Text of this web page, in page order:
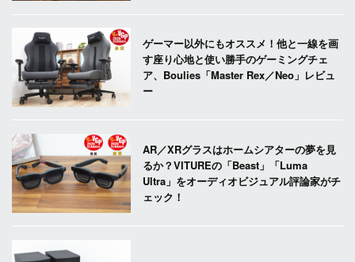
ゲーマー以外にもオススメ！他と一線を画
す座り心地と使い勝手のゲーミングチェ
ア、Boulies「Master Rex／Neo」レビュ
ー
AR／XRグラスはホームシアターの夢を見
るか？VITUREの「Beast」「Luma
Ultra」をオーディオビジュアル評論家がチ
ェック！